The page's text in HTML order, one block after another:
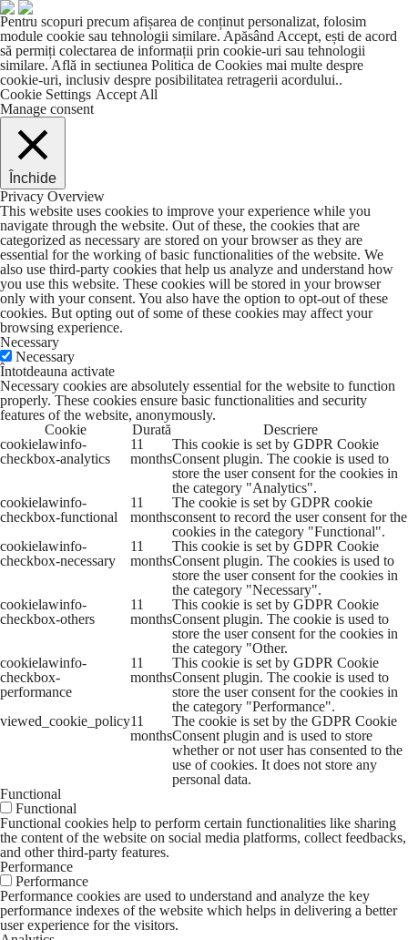
Pentru scopuri precum afișarea de conținut personalizat, folosim
module cookie sau tehnologii similare. Apăsând Accept, ești de acord
să permiți colectarea de informații prin cookie-uri sau tehnologii
similare. Află in sectiunea Politica de Cookies mai multe despre
cookie-uri, inclusiv despre posibilitatea retragerii acordului..
Cookie Settings Accept All
Manage consent
Închide
Privacy Overview
This website uses cookies to improve your experience while you
navigate through the website. Out of these, the cookies that are
categorized as necessary are stored on your browser as they are
essential for the working of basic functionalities of the website. We
also use third-party cookies that help us analyze and understand how
you use this website. These cookies will be stored in your browser
only with your consent. You also have the option to opt-out of these
cookies. But opting out of some of these cookies may affect your
browsing experience.
Necessary
Necessary
Întotdeauna activate
Necessary cookies are absolutely essential for the website to function
properly. These cookies ensure basic functionalities and security
features of the website, anonymously.
Cookie
Durată
Descriere
cookielawinfo-
checkbox-analytics
11
months
This cookie is set by GDPR Cookie
Consent plugin. The cookie is used to
store the user consent for the cookies in
the category "Analytics".
cookielawinfo-
checkbox-functional
11
months
The cookie is set by GDPR cookie
consent to record the user consent for the
cookies in the category "Functional".
cookielawinfo-
checkbox-necessary
11
months
This cookie is set by GDPR Cookie
Consent plugin. The cookies is used to
store the user consent for the cookies in
the category "Necessary".
cookielawinfo-
checkbox-others
11
months
This cookie is set by GDPR Cookie
Consent plugin. The cookie is used to
store the user consent for the cookies in
the category "Other.
cookielawinfo-
checkbox-
performance
11
months
This cookie is set by GDPR Cookie
Consent plugin. The cookie is used to
store the user consent for the cookies in
the category "Performance".
viewed_cookie_policy11
months
The cookie is set by the GDPR Cookie
Consent plugin and is used to store
whether or not user has consented to the
use of cookies. It does not store any
personal data.
Functional
Functional
Functional cookies help to perform certain functionalities like sharing
the content of the website on social media platforms, collect feedbacks,
and other third-party features.
Performance
Performance
Performance cookies are used to understand and analyze the key
performance indexes of the website which helps in delivering a better
user experience for the visitors.